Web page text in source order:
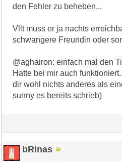
den Fehler zu beheben...
Vllt muss er ja nachts
schwangere Freundin oder
@aghairon: einfach mal den
Hatte bei mir auch
dir wohl nichts anderes als
sunny es bereits schrieb)
bRinas